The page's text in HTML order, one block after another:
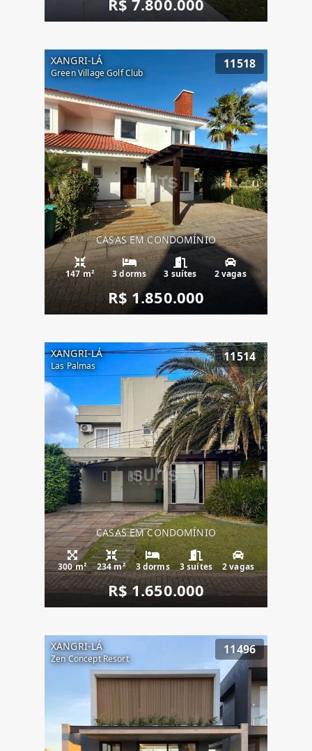
XANGRI-LÁ
Green Village Golf Club
11518
CASAS EM CONDOMÍNIO
147 m² 3 dorms 3 suítes 2 vagas
R$ 1.850.000
XANGRI-LÁ
Las Palmas
11514
CASAS EM CONDOMÍNIO
300 m² 234 m² 3 dorms 3 suítes 2 vagas
R$ 1.650.000
XANGRI-LÁ
Zen Concept Resort
11496